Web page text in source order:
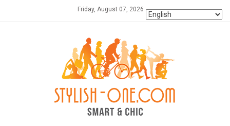
Friday, August 07, 2026